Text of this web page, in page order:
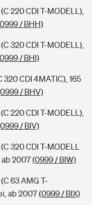
220 CDI T-MODELL),
/ BHH)
320 CDI T-MODELL),
/ BHI)
CDI 4MATIC), 165
/ BHV)
220 CDI T-MODELL),
/ BIV)
320 CDI T-MODELL
ab 2007(0999 / BIW)
63 AMG T-
ab 2007(0999 / BIX)